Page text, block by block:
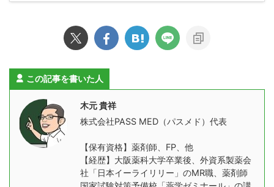
この記事を書いた人
木元 貴祥
株式会社PASS MED（パスメド）代表
【保有資格】薬剤師、FP、他
【経歴】大阪薬科大学卒業後、外資系製薬会
社「日本イーライリリー」のMR職、薬剤師